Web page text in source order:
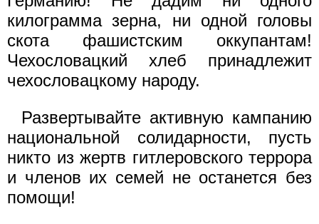
килограмма зерна, ни одной головы
скота фашистским оккупантам!
Чехословацкий хлеб принадлежит
чехословацкому народу.
Развертывайте активную кампанию
национальной солидарности, пусть
никто из жертв гитлеровского террора
и членов их семей не останется без
помощи!